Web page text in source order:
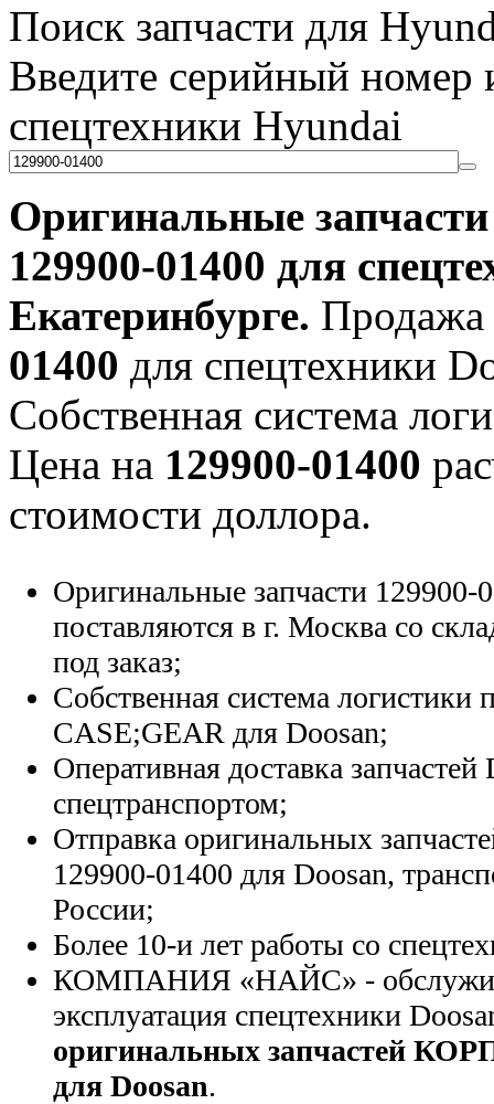
Поиск запчасти для
Введите серийный номер
спецтехники Hyundai
Оригинальные
129900-01400 для
Екатеринбурге. Продажа
01400 для спецтехники
Собственная система
Цена на 129900-01400
стоимости доллора.
Оригинальные запчасти 129900-
поставляются в г. Москва со
под заказ;
Собственная система логистики
CASE;GEAR для Doosan;
Оперативная доставка запчастей
спецтранспортом;
Отправка оригинальных
129900-01400 для Doosan,
России;
Более 10-и лет работы со
КОМПАНИЯ «НАЙС» -
эксплуатация спецтехники
оригинальных запчастей
для Doosan.